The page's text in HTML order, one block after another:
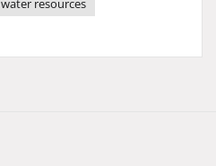
water resources